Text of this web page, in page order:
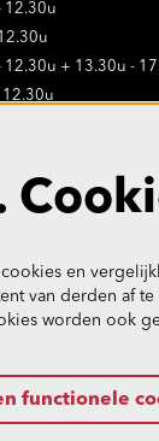
12.30u
12.30u + 13.30u -
gesloten
en
van derden af
worden ook
functionele